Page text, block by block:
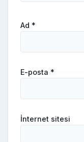
Ad *
E-posta *
İnternet sitesi